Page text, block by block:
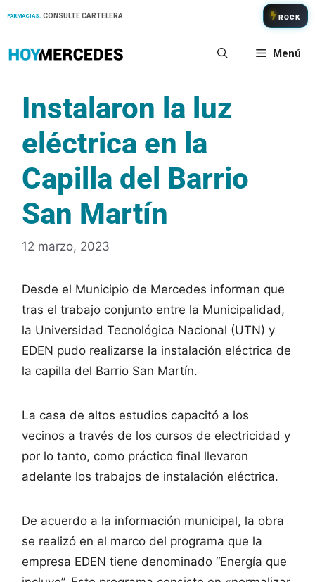
FARMACIAS: CONSULTE CARTELERA ROCK
Menú
Instalaron la luz
eléctrica en la
Capilla del Barrio
San Martín
12 marzo, 2023
Desde el Municipio de Mercedes informan que
tras el trabajo conjunto entre la Municipalidad,
la Universidad Tecnológica Nacional (UTN) y
EDEN pudo realizarse la instalación eléctrica de
la capilla del Barrio San Martín.
La casa de altos estudios capacitó a los
vecinos a través de los cursos de electricidad y
por lo tanto, como práctico final llevaron
adelante los trabajos de instalación eléctrica.
De acuerdo a la información municipal, la obra
se realizó en el marco del programa que la
empresa EDEN tiene denominado “Energía que